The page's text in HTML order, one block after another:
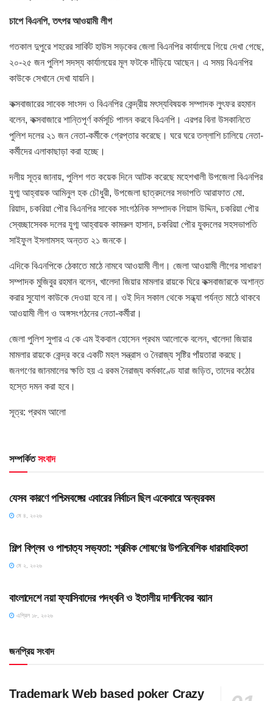
চাপে বিএনপি, তৎপর আওয়ামী লীগ
গতকাল দুপুরে শহরের সার্কিট হাউস সড়কের জেলা বিএনপির কার্যালয়ে গিয়ে দেখা গেছে,
২০-২৫ জন পুলিশ সদস্য কার্যালয়ের মূল ফটকে দাঁড়িয়ে আছেন। এ সময় বিএনপির
কাউকে সেখানে দেখা যায়নি।
কক্সবাজারের সাবেক সাংসদ ও বিএনপির কেন্দ্রীয় মৎস্যবিষয়ক সম্পাদক লুৎফর রহমান
বলেন, কক্সবাজারে শান্তিপূর্ণ কর্মসূচি পালন করবে বিএনপি। এরপর বিনা উসকানিতে
পুলিশ দলের ২১ জন নেতা-কর্মীকে গ্রেপ্তার করেছে। ঘরে ঘরে তল্লাশি চালিয়ে নেতা-
কর্মীদের এলাকাছাড়া করা হচ্ছে।
দলীয় সূত্র জানায়, পুলিশ গত কয়েক দিনে আটক করেছে মহেশখালী উপজেলা বিএনপির
যুগ্ম আহ্বায়ক আমিনুল হক চৌধুরী, উপজেলা ছাত্রদলের সভাপতি আরাফাত মো.
রিয়াদ, চকরিয়া পৌর বিএনপির সাবেক সাংগঠনিক সম্পাদক গিয়াস উদ্দিন, চকরিয়া পৌর
স্বেচ্ছাসেবক দলের যুগ্ম আহ্বায়ক কামরুল হাসান, চকরিয়া পৌর যুবদলের সহসভাপতি
সাইফুল ইসলামসহ অন্তত ২১ জনকে।
এদিকে বিএনপিকে ঠেকাতে মাঠে নামবে আওয়ামী লীগ। জেলা আওয়ামী লীগের সাধারণ
সম্পাদক মুজিবুর রহমান বলেন, খালেদা জিয়ার মামলার রায়কে ঘিরে কক্সবাজারকে অশান্ত
করার সুযোগ কাউকে দেওয়া হবে না। ওই দিন সকাল থেকে সন্ধ্যা পর্যন্ত মাঠে থাকবে
আওয়ামী লীগ ও অঙ্গসংগঠনের নেতা-কর্মীরা।
জেলা পুলিশ সুপার এ কে এম ইকবাল হোসেন প্রথম আলোকে বলেন, খালেদা জিয়ার
মামলার রায়কে কেন্দ্র করে একটি মহল সন্ত্রাস ও নৈরাজ্য সৃষ্টির পাঁয়তারা করছে।
জনগণের জানমালের ক্ষতি হয় এ রকম নৈরাজ্য কর্মকাণ্ডে যারা জড়িত, তাদের কঠোর
হস্তে দমন করা হবে।
সূত্র: প্রথম আলো
সম্পর্কিতসংবাদ
HOME POST
যেসব কারণে পশ্চিমবঙ্গের এবারের নির্বাচন ছিল একেবারে অন্যরকম
মে ৪, ২০২৬
শিল্প বিপ্লব ও পাশ্চাত্য সভ্যতা: শ্রমিক শোষণের উপনিবেশিক ধারাবাহিকতা
মে ২, ২০২৬
বাংলাদেশে নয়া ফ্যাসিবাদের পদধ্বনি ও ইতালীয় দার্শনিকের বয়ান
এপ্রিল ১৮, ২০২৬
জনপ্রিয় সংবাদ
Trademark Web based poker Crazy